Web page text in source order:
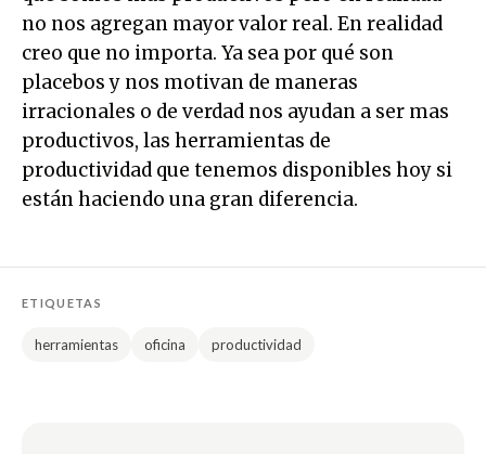
no nos agregan mayor valor real. En realidad
creo que no importa. Ya sea por qué son
placebos y nos motivan de maneras
irracionales o de verdad nos ayudan a ser mas
productivos, las herramientas de
productividad que tenemos disponibles hoy si
están haciendo una gran diferencia.
ETIQUETAS
herramientas oficina productividad